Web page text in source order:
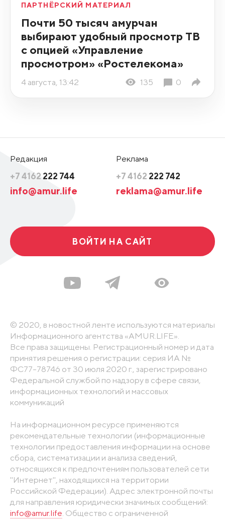
ПАРТНЁРСКИЙ МАТЕРИАЛ
Почти 50 тысяч амурчан
выбирают удобный просмотр ТВ
с опцией «Управление
просмотром» «Ростелекома»
4 августа, 13:42 135 0
Редакция
+7 4162 222 744
info@amur.life
Реклама
+7 4162 222 742
reklama@amur.life
ВОЙТИ НА САЙТ
© 2020, в новостной ленте используются материалы
Информационного агентства «AMUR.LIFE».
Все права защищены. Регистрационный номер и дата
принятия решения о регистрации: серия ИА №
ФС77-78746 от 30 июля 2020 г., зарегистрировано
Федеральной службой по надзору в сфере связи,
информационных технологий и массовых
коммуникаций
На информационном ресурсе применяются
рекомендательные технологии (информационные
технологии предоставления информации на основе
сбора, систематизации и анализа сведений,
относящихся к предпочтениям пользователей сети
"Интернет", находящихся на территории
Российской Федерации). Адрес электронной почты
для направления юридически значимых сообщений:
info@amur.life . Общество с ограниченной